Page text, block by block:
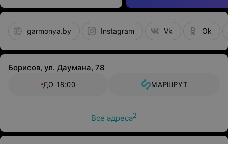
garmonya.by Instagram Vk Ok
Борисов, ул. Даумана, 78
ДО 18:00 МАРШРУТ
Все адреса2